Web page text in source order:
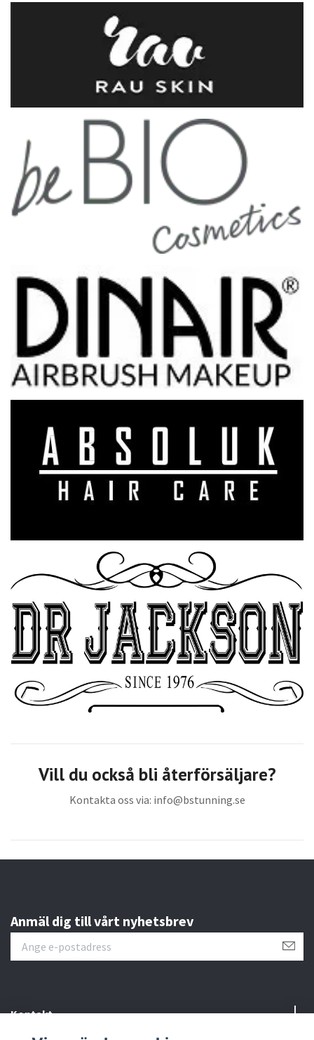
Vill du också bli återförsäljare?
Kontakta oss via: info@bstunning.se
Anmäl dig till vårt nyhetsbrev
Kontakt